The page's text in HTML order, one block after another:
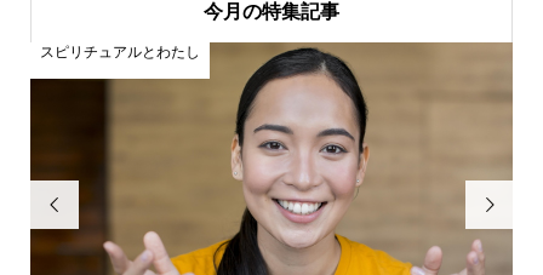
今月の特集記事
 